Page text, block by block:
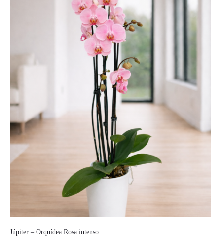
Júpiter – Orquídea Rosa intenso